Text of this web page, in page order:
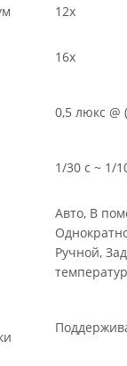
12x
16x
0,5 люкс @
1/30 с ~ 1/
Авто, В
Ручной,